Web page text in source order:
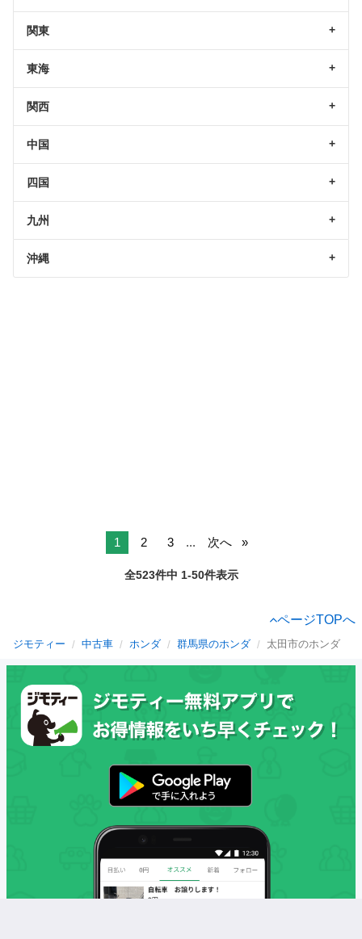
関東
東海
関西
中国
四国
九州
沖縄
1 2 3 ... 次へ
全523件中 1-50件表示
ページTOPへ
ジモティー 中古車 ホンダ 群馬県のホンダ 太田市のホンダ